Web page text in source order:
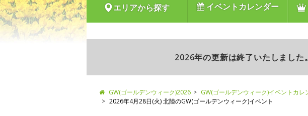
エリアから探す イベントカレンダー
2026年の更新は終了いたしました
GW(ゴールデンウィーク)2026 GW(ゴールデンウィーク)イベントカレ
2026年4月28日(火) 北陸のGW(ゴールデンウィーク)イベント